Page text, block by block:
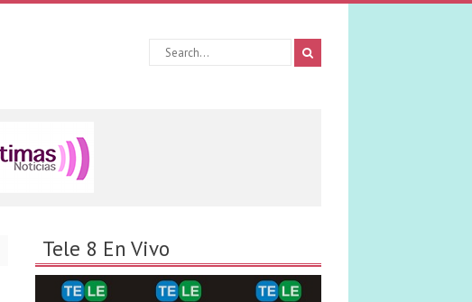
Tele 8 En Vivo